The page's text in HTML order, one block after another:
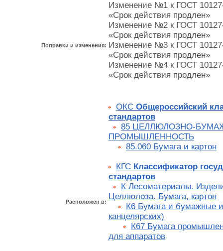
Поправки и изменения:
Изменение №1 к ГОСТ
«Срок действия продлен»
Изменение №2 к ГОСТ
«Срок действия продлен»
Изменение №3 к ГОСТ
«Срок действия продлен»
Изменение №4 к ГОСТ
«Срок действия продлен»
Расположен в:
ОКС Общероссийский
стандартов
85 ЦЕЛЛЮЛОЗНО-
ПРОМЫШЛЕННОСТЬ
85.060 Бумага и картон
КГС Классификатор
стандартов
К Лесоматериалы.
Целлюлоза. Бумага, картон
К6 Бумага и бумажные
канцелярских)
К67 Бумага
для аппаратов